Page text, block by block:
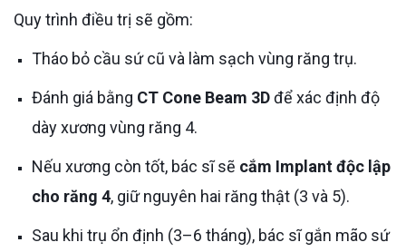
Quy trình điều trị sẽ gồm:
Tháo bỏ cầu sứ cũ và làm sạch vùng răng trụ.
Đánh giá bằng CT Cone Beam 3Dđể xác định độ
dày xương vùng răng 4.
Nếu xương còn tốt, bác sĩ sẽ cắm Implant độc lập
cho răng 4, giữ nguyên hai răng thật (3 và 5).
Sau khi trụ ổn định (3–6 tháng), bác sĩ gắn mão sứ